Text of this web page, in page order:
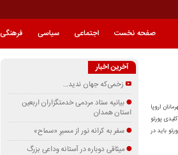
صفحه نخست اجتماعی سیاسی فرهنگی
اروپا
پورتو
باید در
آخرین اخبار
زخمی‌که جهان ندید…
بیانیه ستاد مردمی خدمتگزاران اربعین
استان همدان
سفر به کرانه‌ نور از مسیرِ «سماح»
میثاقی دوباره در آستانه‌ وداعی بزرگ